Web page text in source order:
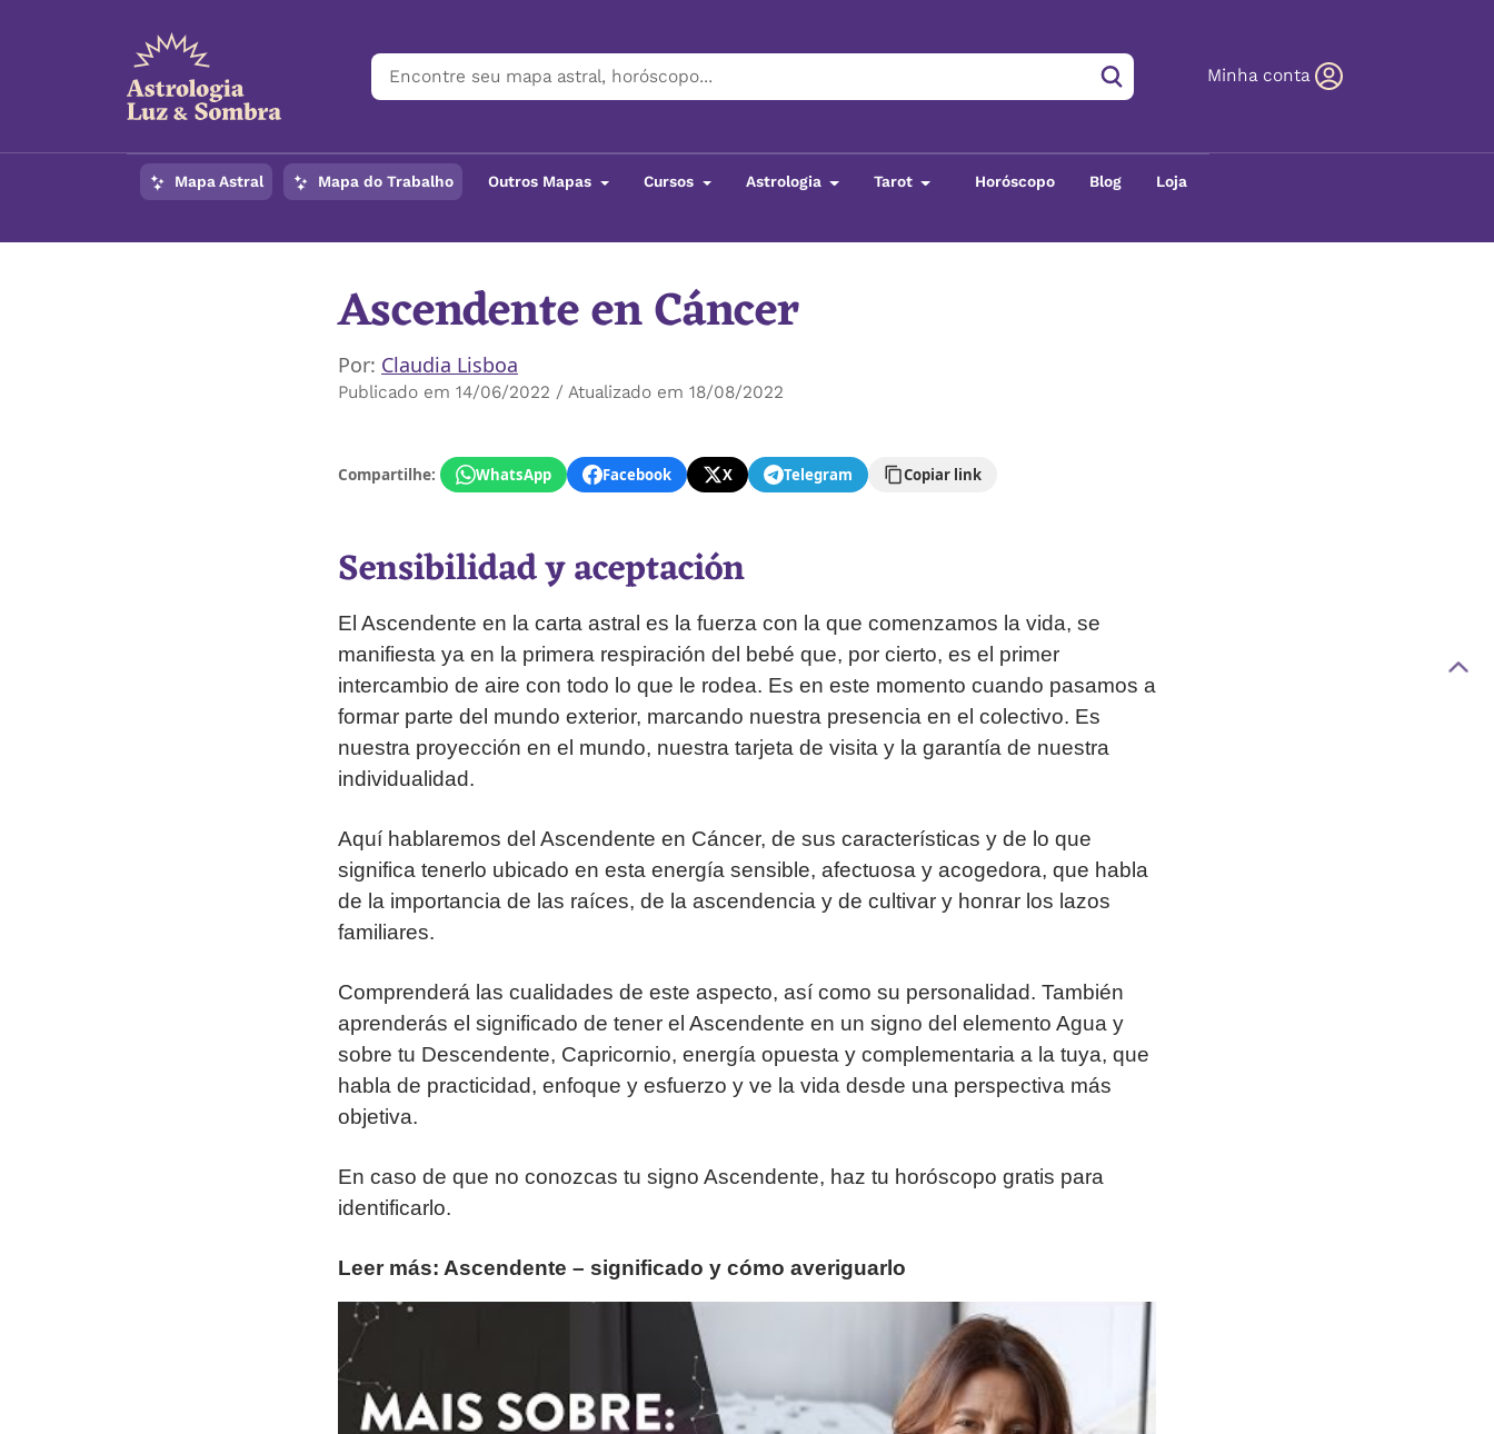
Minha conta
Mapa Astral Mapa do Trabalho Outros Mapas Cursos Astrologia Tarot Horóscopo Blog Loja
Ascendente en Cáncer
Por: Claudia Lisboa
Publicado em 14/06/2022 / Atualizado em 18/08/2022
Compartilhe: WhatsApp Facebook X Telegram Copiar link
Sensibilidad y aceptación
El Ascendente en la carta astral es la fuerza con la que comenzamos la vida, se
manifiesta ya en la primera respiración del bebé que, por cierto, es el primer
intercambio de aire con todo lo que le rodea. Es en este momento cuando pasamos a
formar parte del mundo exterior, marcando nuestra presencia en el colectivo. Es
nuestra proyección en el mundo, nuestra tarjeta de visita y la garantía de nuestra
individualidad.
Aquí hablaremos del Ascendente en Cáncer, de sus características y de lo que
significa tenerlo ubicado en esta energía sensible, afectuosa y acogedora, que habla
de la importancia de las raíces, de la ascendencia y de cultivar y honrar los lazos
familiares.
Comprenderá las cualidades de este aspecto, así como su personalidad. También
aprenderás el significado de tener el Ascendente en un signo del elemento Agua y
sobre tu Descendente, Capricornio, energía opuesta y complementaria a la tuya, que
habla de practicidad, enfoque y esfuerzo y ve la vida desde una perspectiva más
objetiva.
En caso de que no conozcas tu signo Ascendente, haz tu horóscopo gratis para
identificarlo.
Leer más: Ascendente – significado y cómo averiguarlo